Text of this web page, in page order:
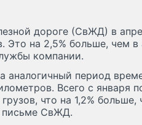
дороге (СвЖД) в
Это на 2,5% больше, чем
компании.
аналогичный период
Всего с января
что на 1,2% больше,
письме СвЖД.